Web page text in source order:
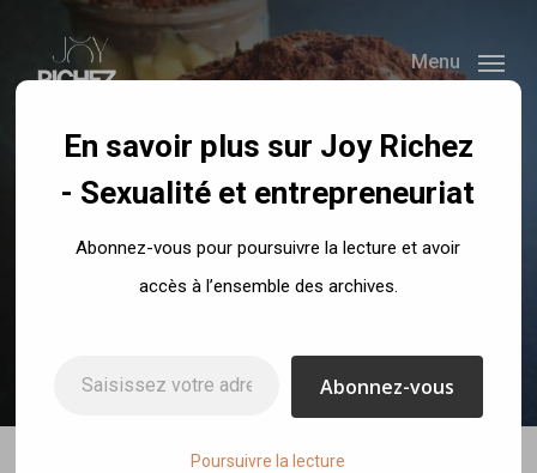
main
content
Menu
Recettes
Tiramisu Healthy
En savoir plus sur Joy Richez
- Sexualité et entrepreneuriat
Abonnez-vous pour poursuivre la lecture et avoir
accès à l’ensemble des archives.
Abonnez-vous
Poursuivre la lecture